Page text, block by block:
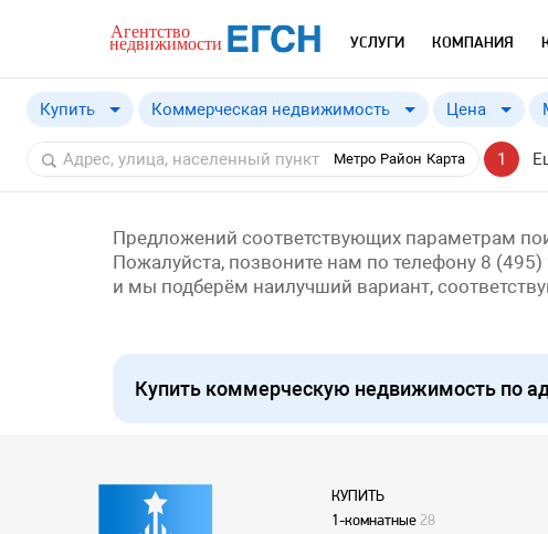
УСЛУГИ КОМПАНИЯ
Купить
Купить
Снять
Коммерческая недвижимость Цена
Метро Район Карта 1
Предложений соответствующих параметрам
Пожалуйста, позвоните нам по телефону 8
и мы подберём наилучший вариант,
Купить коммерческую недвижимость по
КУПИТЬ
1-комнатные 28